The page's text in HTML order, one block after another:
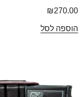
₪270.00
הוספה לסל